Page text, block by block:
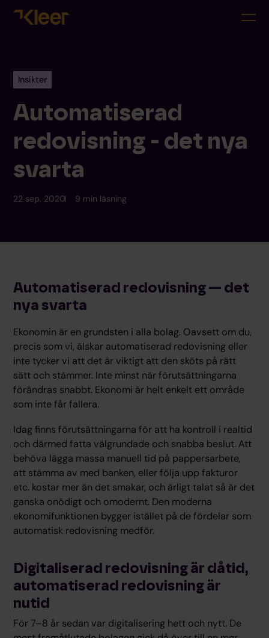
Insikter
Automatiserad
redovisning - det nya
svarta
22 sep, 2020 9 min läsning
Automatiserad redovisning — det
nya svarta
Ekonomin är en grundsten i alla bolag. Oavsett om du,
precis som vi, älskar automatiserad redovisning eller
inte tycker vi att det är viktigt att den sköts på rätt
sätt och stämmer. Inte minst när förutsättningarna
förändras snabbt. Ekonomi är helt enkelt ett område
som inte får fallera.
Idag finns förutsättningarna för att ha kontroll i realtid
och därmed fatta välgrundade och snabba beslut. Att
behöva lägga massa manuell tid på pappersarbete,
att stämma av med banken, eller följa upp fakturor
etc. kostar mer än det smakar, och ärligt talat så är det
ganska onödigt och omodernt. Den moderna
ekonomifunktionen bygger istället på de fördelar som
automatisk redovisning medför.
Digitaliserad redovisning är dåtid,
automatiserad redovisning är
nutid
För 7–8 år sedan var digitalisering hett och nytt. De